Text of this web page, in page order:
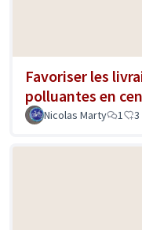
Favoriser les
polluantes en
Nicolas Marty 1 3